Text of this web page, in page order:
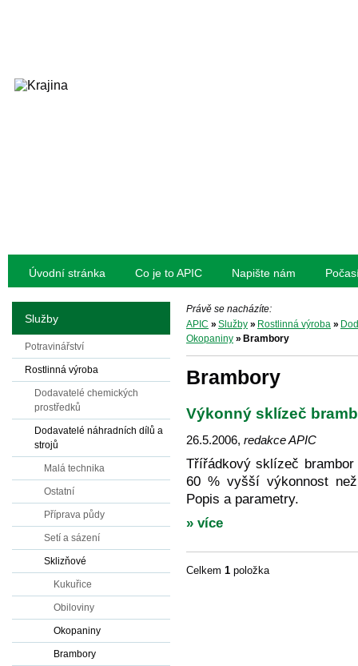
Úvodní stránka Co je to APIC Napište nám
Právě se nacházíte:
APIC » Služby » Rostlinná výroba »
Okopaniny » Brambory
Brambory
Výkonný sklízeč
26.5.2006, redakce APIC
Třířádkový sklízeč
60 % vyšší výkonnost
Popis a parametry.
» více
Celkem 1 položka
Služby
Potravinářství
Rostlinná výroba
Dodavatelé chemických
prostředků
Dodavatelé náhradních dílů a
strojů
Malá technika
Ostatní
Příprava půdy
Setí a sázení
Sklizňové
Kukuřice
Obiloviny
Okopaniny
Brambory